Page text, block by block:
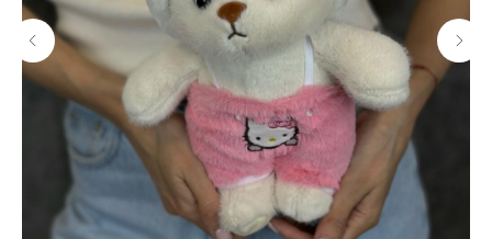
Цветы в коробке
Авторские букеты
Монобукеты
Цветы в корзине
КАТАЛОГ ЦВЕТОВ
Воздушные шары
Мягкие игрушки и сувениры
Вазы
ДОПОЛНИТЕЛЬНО
Открытки
Собраны сегодня
Свадебная флористика